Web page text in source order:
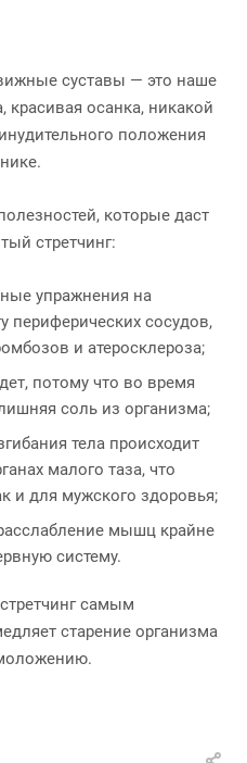
суставы — это наше
красивая осанка, никакой
положения
которые даст
стретчинг:
упражнения на
периферических сосудов,
и атеросклероза;
потому что во время
соль из организма;
тела происходит
малого таза, что
и для мужского здоровья;
мышц крайне
систему.
самым
старение организма